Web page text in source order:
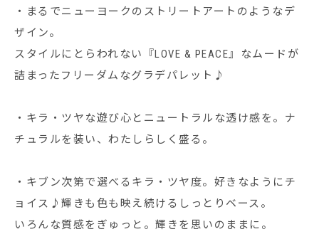
・まるでニューヨークのストリートアートのようなデ
ザイン。
スタイルにとらわれない『LOVE & PEACE』なムードが
詰まったフリーダムなグラデパレット♪
・キラ・ツヤな遊び心とニュートラルな透け感を。ナ
チュラルを装い、わたしらしく盛る。
・キブン次第で選べるキラ・ツヤ度。好きなようにチ
ョイス♪輝きも色も映え続けるしっとりベース。
いろんな質感をぎゅっと。輝きを思いのままに。